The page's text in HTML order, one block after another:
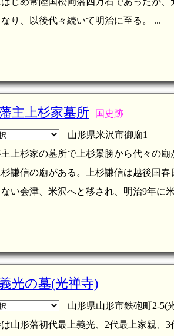
り、以後代々続いて明治に至る。 ...
主上杉家墓所 国史跡
山形県米沢市御廟1
上杉家の墓所で上杉景勝から代々の
謙信の廟がある。上杉謙信は越後国
い会津、米沢へと移され、明治9年に
光の墓(光禅寺)
山形県山形市鉄砲町2-5(
山形藩初代最上義光、2代最上家親、